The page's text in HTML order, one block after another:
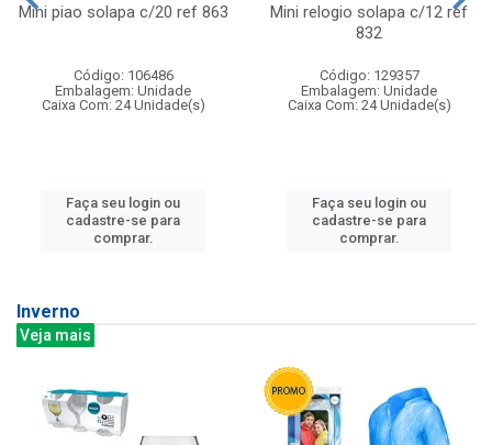
Mini piao solapa c/20 ref 863
Código: 106486
Embalagem: Unidade
Caixa Com: 24 Unidade(s)
Faça seu login ou
cadastre-se para
comprar.
Mini relogio solapa c/12 ref
832
Código: 129357
Embalagem: Unidade
Caixa Com: 24 Unidade(s)
Faça seu login ou
cadastre-se para
comprar.
Inverno
Veja mais